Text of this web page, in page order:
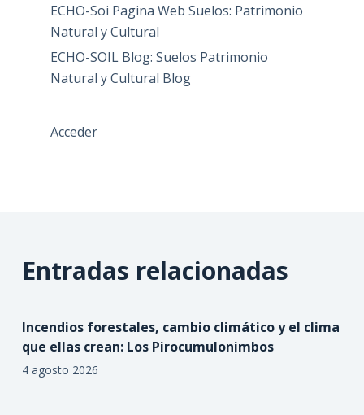
ECHO-Soi Pagina Web Suelos: Patrimonio
Natural y Cultural
ECHO-SOIL Blog: Suelos Patrimonio
Natural y Cultural Blog
Acceder
Entradas relacionadas
Incendios forestales, cambio climático y el clima
que ellas crean: Los Pirocumulonimbos
4 agosto 2026